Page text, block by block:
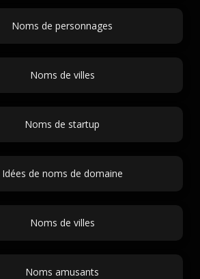
Noms de personnages
Noms de villes
Noms de startup
Idées de noms de domaine
Noms de villes
Noms amusants